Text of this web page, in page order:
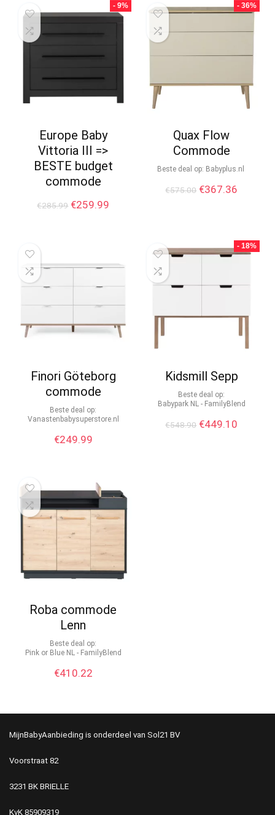
- 9%
Europe Baby
Vittoria III =>
BESTE budget
commode
€285.99 €259.99
- 36%
Quax Flow
Commode
Beste deal op: babyplus.nl
€575.00 €367.36
Finori Göteborg
commode
Beste deal op:
vanastenbabysuperstore.nl
€249.99
- 18%
Kidsmill Sepp
Beste deal op:
Babypark NL - FamilyBlend
€548.90 €449.10
Roba commode
Lenn
Beste deal op:
Pink or Blue NL - FamilyBlend
€410.22
MijnBabyAanbieding is onderdeel van Sol21 BV
Voorstraat 82
3231 BK BRIELLE
KvK 85909319